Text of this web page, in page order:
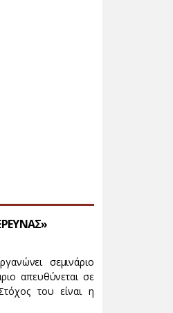
σεμινάριο
απευθύνεται σε
του είναι η